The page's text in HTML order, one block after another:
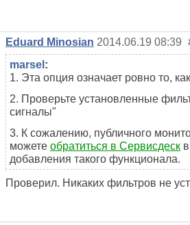
Eduard Minosian 2014.06.19 08:39
marsel :
1. Эта опция означает ровно то,
2. Проверьте установленные
сигналы"
3. К сожалению, публичного
можете обратиться в Сервисдеск
добавления такого функционала.
Проверил. Никаких фильтров не